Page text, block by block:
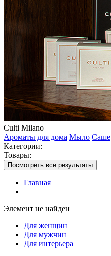
Culti Milano
Ароматы для дома Мыло Саше
Категории:
Товары:
Посмотреть все результаты
Главная
Элемент не найден
Для женщин
Для мужчин
Для интерьера